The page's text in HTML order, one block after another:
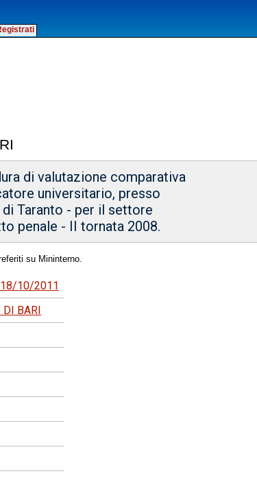
di valutazione comparativa
universitario, presso
Taranto - per il settore
penale - II tornata 2008.
su Mininterno.
10/2011
DI BARI